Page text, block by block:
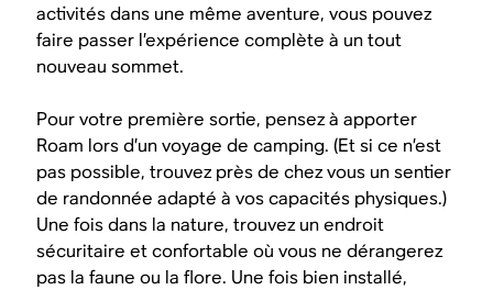
activités dans une même aventure, vous pouvez
faire passer l’expérience complète à un tout
nouveau sommet.
Pour votre première sortie, pensez à apporter
Roam lors d’un voyage de camping. (Et si ce n’est
pas possible, trouvez près de chez vous un sentier
de randonnée adapté à vos capacités physiques.)
Une fois dans la nature, trouvez un endroit
sécuritaire et confortable où vous ne dérangerez
pas la faune ou la flore. Une fois bien installé,